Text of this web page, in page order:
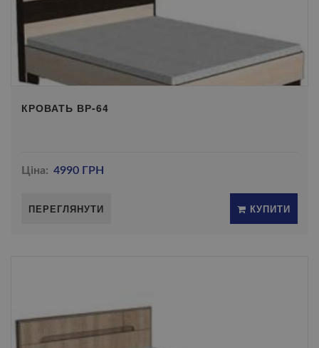
КРОВАТЬ ВР-64
Ціна: 4990 ГРН
ПЕРЕГЛЯНУТИ КУПИТИ